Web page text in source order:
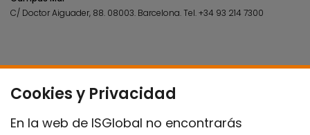
Cookies y Privacidad
En la web de ISGlobal no encontrarás
C/ Doctor Aiguader, 88. 08003. Barcelona.Tel.+34 93 214 7300